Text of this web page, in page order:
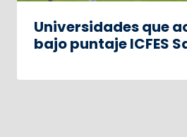
Universidades que
bajo puntaje ICFES